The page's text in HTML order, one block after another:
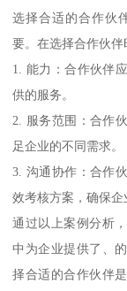
选择合适的合作伙
要。在选择合作伙伴
1. 能力：合作伙伴
供的服务。
2. 服务范围：合作
足企业的不同需求。
3. 沟通协作：合作
效考核方案，确保企
通过以上案例分析
中为企业提供了、
择合适的合作伙伴